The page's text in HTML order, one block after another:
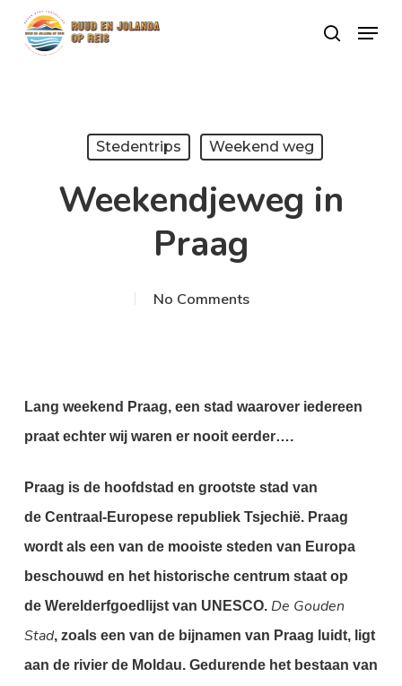
Skip
search
Menu
Stedentrips Weekend weg
Weekendjeweg in
Praag
No Comments
Lang weekend Praag, een stad waarover iedereen
praat echter wij waren er nooit eerder….
Praag is de hoofdstad en grootste stad van
de Centraal-Europese republiek Tsjechië. Praag
wordt als een van de mooiste steden van Europa
beschouwd en het historische centrum staat op
de Werelderfgoedlijst van UNESCO. De Gouden
Stad, zoals een van de bijnamen van Praag luidt, ligt
aan de rivier de Moldau. Gedurende het bestaan van